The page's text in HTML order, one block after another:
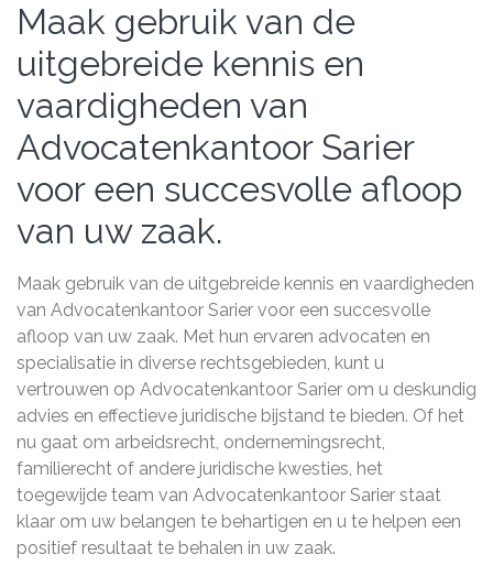
Maak gebruik van de
uitgebreide kennis en
vaardigheden van
Advocatenkantoor Sarier
voor een succesvolle afloop
van uw zaak.
Maak gebruik van de uitgebreide kennis en vaardigheden
van Advocatenkantoor Sarier voor een succesvolle
afloop van uw zaak. Met hun ervaren advocaten en
specialisatie in diverse rechtsgebieden, kunt u
vertrouwen op Advocatenkantoor Sarier om u deskundig
advies en effectieve juridische bijstand te bieden. Of het
nu gaat om arbeidsrecht, ondernemingsrecht,
familierecht of andere juridische kwesties, het
toegewijde team van Advocatenkantoor Sarier staat
klaar om uw belangen te behartigen en u te helpen een
positief resultaat te behalen in uw zaak.